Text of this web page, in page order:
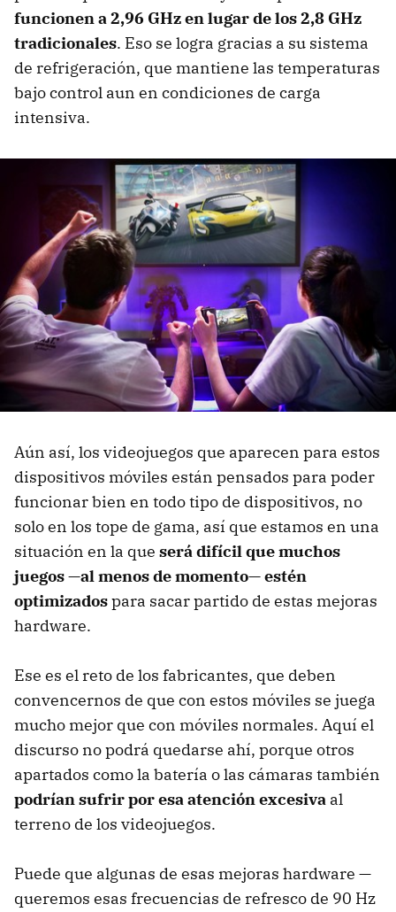
funcionen a 2,96 GHz en lugar de los 2,8 GHz
tradicionales. Eso se logra gracias a su sistema
de refrigeración, que mantiene las temperaturas
bajo control aun en condiciones de carga
intensiva.
Aún así, los videojuegos que aparecen para estos
dispositivos móviles están pensados para poder
funcionar bien en todo tipo de dispositivos, no
solo en los tope de gama, así que estamos en una
situación en la que será difícil que muchos
juegos —al menos de momento— estén
optimizadospara sacar partido de estas mejoras
hardware.
Ese es el reto de los fabricantes, que deben
convencernos de que con estos móviles se juega
mucho mejor que con móviles normales. Aquí el
discurso no podrá quedarse ahí, porque otros
apartados como la batería o las cámaras también
podrían sufrir por esa atención excesiva al
terreno de los videojuegos.
Puede que algunas de esas mejoras hardware —
queremos esas frecuencias de refresco de 90 Hz